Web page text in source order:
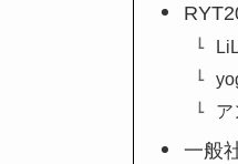
ア
一般